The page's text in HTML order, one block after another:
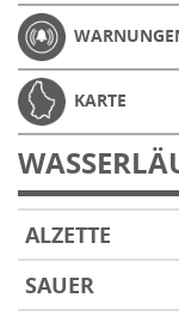
KARTE
ALZETTE
SAUER